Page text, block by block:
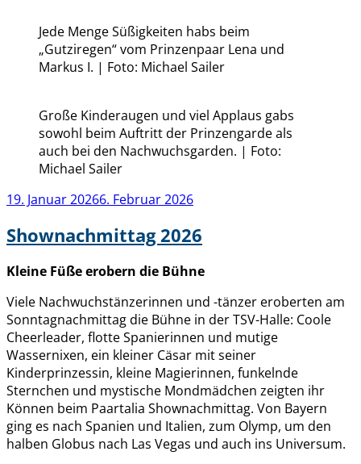
Jede Menge Süßigkeiten habs beim
„Gutziregen“ vom Prinzenpaar Lena und
Markus I. | Foto: Michael Sailer
Große Kinderaugen und viel Applaus gabs
sowohl beim Auftritt der Prinzengarde als
auch bei den Nachwuchsgarden. | Foto:
Michael Sailer
Veröffentlicht
19. Januar 20266. Februar 2026
Shownachmittag 2026
Kleine Füße erobern die Bühne
Viele Nachwuchstänzerinnen und -tänzer eroberten am
Sonntagnachmittag die Bühne in der TSV-Halle: Coole
Cheerleader, flotte Spanierinnen und mutige
Wassernixen, ein kleiner Cäsar mit seiner
Kinderprinzessin, kleine Magierinnen, funkelnde
Sternchen und mystische Mondmädchen zeigten ihr
Können beim Paartalia Shownachmittag. Von Bayern
ging es nach Spanien und Italien, zum Olymp, um den
halben Globus nach Las Vegas und auch ins Universum.